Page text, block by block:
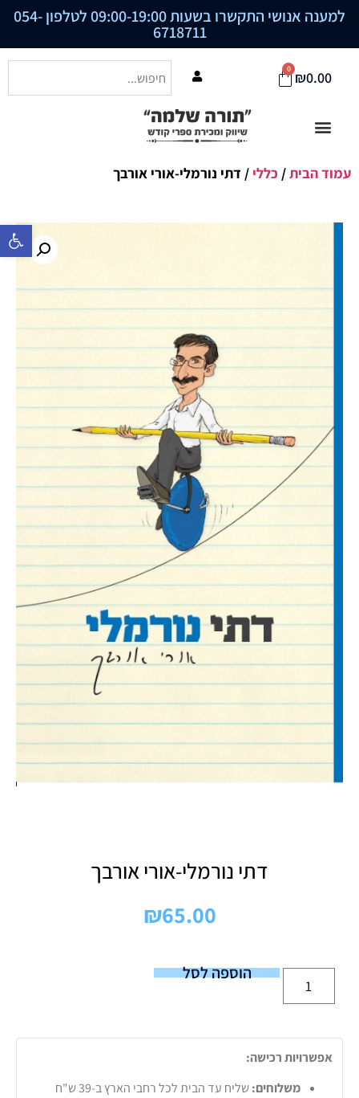
פתח סרגל
למענה אנושי התקשרו בשעות 09:00-19:00 לטלפון 054-
6718711
₪0.00
0
עמוד הבית/ כללי / דתי נורמלי-אורי אורבך
דתי נורמלי-אורי אורבך
₪65.00
הוספה לסל
אפשרויות רכישה:
משלוחים:
שליח עד הבית לכל רחבי הארץ ב-39 ש"ח